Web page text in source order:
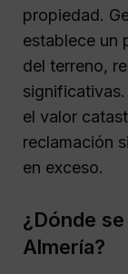
propiedad.
establece un
del terreno,
el valor
reclamación
en exceso.
¿Dónde
Almería?